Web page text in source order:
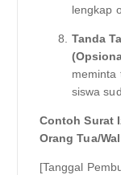
lengkap
Tanda
meminta
siswa
Contoh Surat
Orang Tua/
[Tanggal